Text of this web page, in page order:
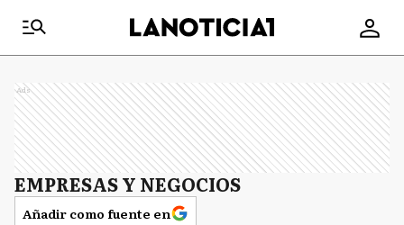
Ads
EMPRESAS Y NEGOCIOS
Añadir como fuente en